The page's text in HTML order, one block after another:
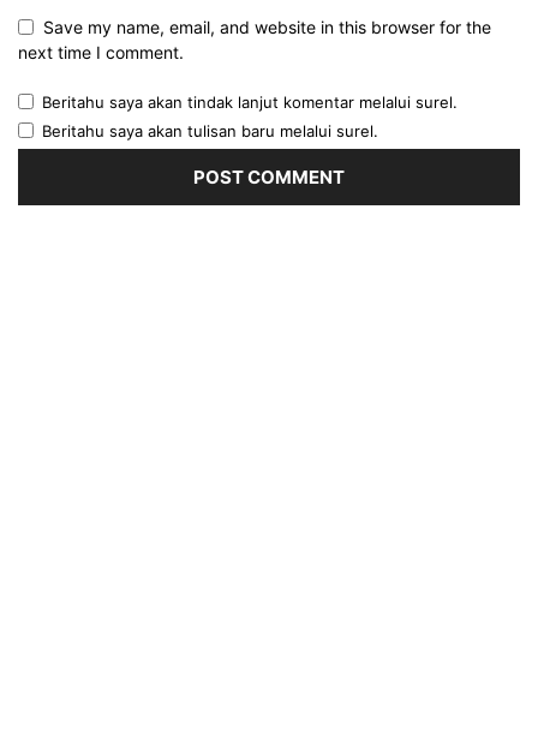
Save my name, email, and website in this browser for the
next time I comment.
Beritahu saya akan tindak lanjut komentar melalui surel.
Beritahu saya akan tulisan baru melalui surel.